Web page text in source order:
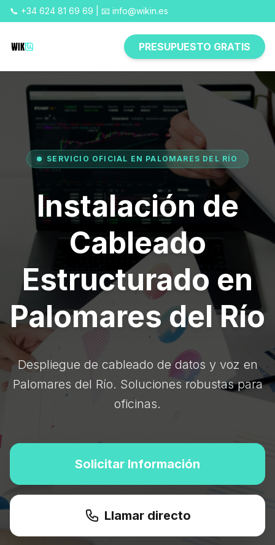
📞 +34 624 81 69 69 | 📧 info@wikin.es
PRESUPUESTO GRATIS
SERVICIO OFICIAL EN PALOMARES DEL RÍO
Instalación de
Cableado
Estructurado en
Palomares del Río
Despliegue de cableado de datos y voz en
Palomares del Río. Soluciones robustas para
oficinas.
Solicitar Información
Llamar directo